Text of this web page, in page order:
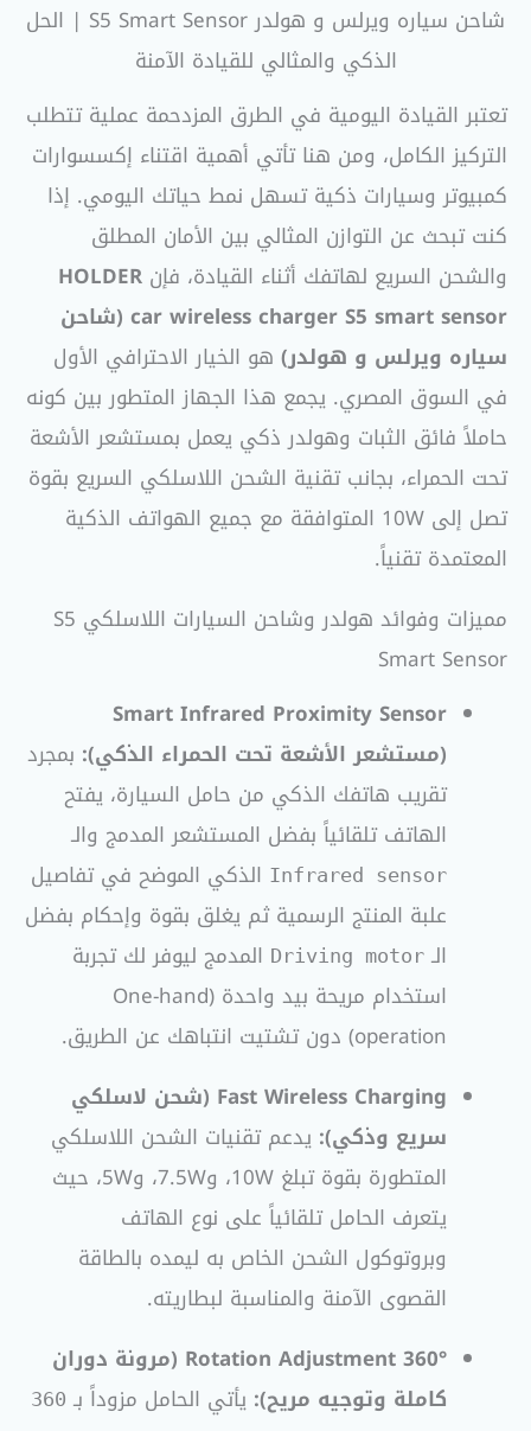
شاحن سياره ويرلس و هولدر S5 Smart Sensor | الحل
الذكي والمثالي للقيادة الآمنة
تعتبر القيادة اليومية في الطرق المزدحمة عملية تتطلب
التركيز الكامل، ومن هنا تأتي أهمية اقتناء إكسسوارات
كمبيوتر وسيارات ذكية تسهل نمط حياتك اليومي. إذا
كنت تبحث عن التوازن المثالي بين الأمان المطلق
والشحن السريع لهاتفك أثناء القيادة، فإن HOLDER
car wireless charger S5 smart sensor (شاحن
سياره ويرلس و هولدر) هو الخيار الاحترافي الأول
في السوق المصري. يجمع هذا الجهاز المتطور بين كونه
حاملاً فائق الثبات وهولدر ذكي يعمل بمستشعر الأشعة
تحت الحمراء، بجانب تقنية الشحن اللاسلكي السريع بقوة
تصل إلى 10W المتوافقة مع جميع الهواتف الذكية
المعتمدة تقنياً.
مميزات وفوائد هولدر وشاحن السيارات اللاسلكي S5
Smart Sensor
Smart Infrared Proximity Sensor
(مستشعر الأشعة تحت الحمراء الذكي): بمجرد
تقريب هاتفك الذكي من حامل السيارة، يفتح
الهاتف تلقائياً بفضل المستشعر المدمج والـ
Infrared sensor الذكي الموضح في تفاصيل
علبة المنتج الرسميةثم يغلق بقوة وإحكام بفضل
الـ Driving motor المدمج ليوفر لك تجربة
استخدام مريحة بيد واحدة (One-hand
operation) دون تشتيت انتباهك عن الطريق.
Fast Wireless Charging (شحن لاسلكي
سريع وذكي): يدعم تقنيات الشحن اللاسلكي
المتطورة بقوة تبلغ 10W، و7.5W، و5W، حيث
يتعرف الحامل تلقائياً على نوع الهاتف
وبروتوكول الشحن الخاص به ليمده بالطاقة
القصوى الآمنة والمناسبة لبطاريته.
360° Rotation Adjustment (مرونة دوران
كاملة وتوجيه مريح): يأتي الحامل مزوداً بـ 360